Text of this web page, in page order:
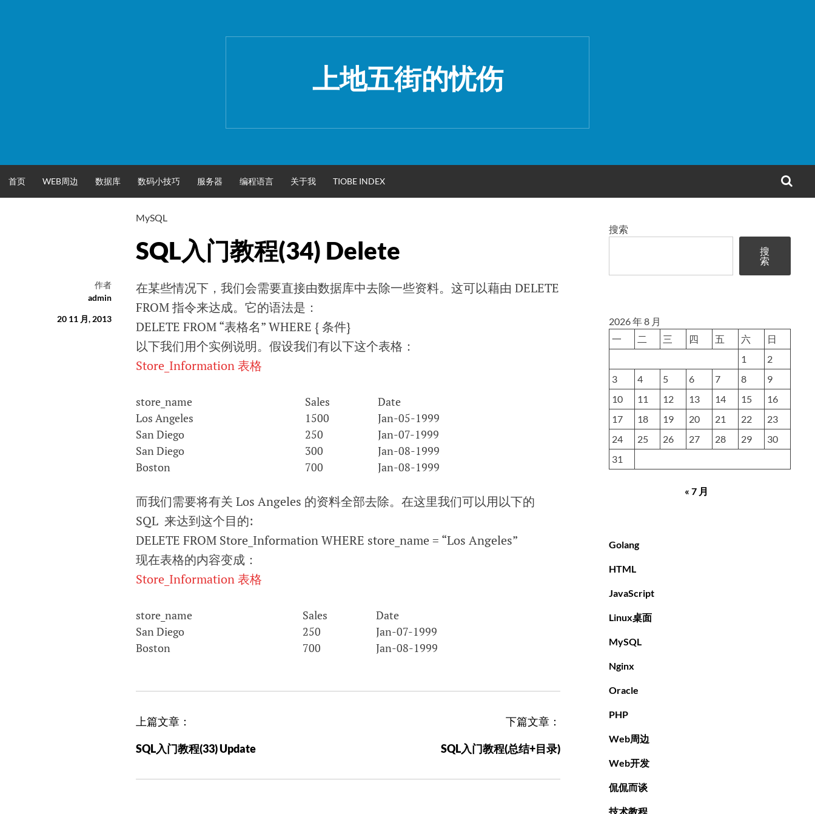
上地五街的忧伤
首页 WEB周边 数据库 数码小技巧 服务器 编程语言 关于我 TIOBE INDEX
MySQL
SQL入门教程(34) Delete
作者
admin
20 11 月, 2013
在某些情况下，我们会需要直接由数据库中去除一些资料。这可以藉由 DELETE
FROM 指令来达成。它的语法是：
DELETE FROM “表格名” WHERE { 条件}
以下我们用个实例说明。假设我们有以下这个表格：
Store_Information 表格
store_name Sales
Date
Los Angeles
1500
Jan-05-1999
San Diego
250
Jan-07-1999
San Diego
300
Jan-08-1999
Boston
700 Jan-08-1999
而我们需要将有关 Los Angeles 的资料全部去除。在这里我们可以用以下的
SQL 来达到这个目的:
DELETE FROM Store_Information WHERE store_name = “Los Angeles”
现在表格的内容变成：
Store_Information 表格
store_name Sales
Date
San Diego
250
Jan-07-1999
Boston
700 Jan-08-1999
文
导
上篇文章：
SQL入门教程(33) Update
下篇文章：
SQL入门教程(总结+目录)
搜索
搜
索
2026 年 8 月
一
二 三 四 五 六
日
1
2
3
4 5 6 7 8
9
10
11 12 13 14 15
16
17
18 19 20 21 22
23
24
25 26 27 28 29
30
31
« 7 月
Golang
HTML
JavaScript
Linux桌面
MySQL
Nginx
Oracle
PHP
Web周边
Web开发
侃侃而谈
技术教程